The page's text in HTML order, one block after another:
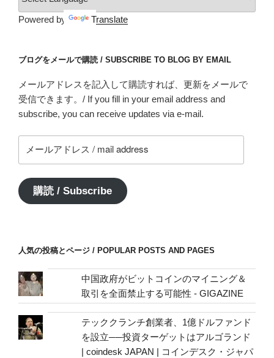
Powered by Translate
ブログをメールで購読 / SUBSCRIBE TO BLOG BY EMAIL
メールアドレスを記入して購読すれば、更新をメールで
受信できます。/ If you fill in your email address and
subscribe, you can receive updates via e-mail.
ー
ア
ド
address
購読 / Subscribe
人気の投稿とページ / POPULAR POSTS AND PAGES
中国政府がビットコインのマイニング＆
取引を全面禁止する可能性 - GIGAZINE
テッククランチ創業者、1億ドルファンド
を設立──投資ターゲットはアルゴランド
| coindesk JAPAN | コインデスク・ジャパ